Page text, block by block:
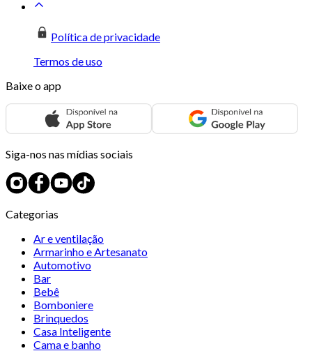
Política de privacidade
Termos de uso
Baixe o app
Siga-nos nas mídias sociais
Categorias
Ar e ventilação
Armarinho e Artesanato
Automotivo
Bar
Bebê
Bomboniere
Brinquedos
Casa Inteligente
Cama e banho